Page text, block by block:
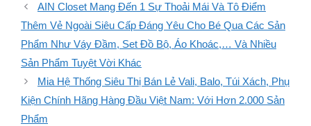
AIN Closet Mang Đến 1 Sự Thoải Mái Và Tô Điểm
Thêm Vẻ Ngoài Siêu Cấp Đáng Yêu Cho Bé Qua Các Sản
Phẩm Như Váy Đầm, Set Đồ Bộ, Áo Khoác,… Và Nhiều
Sản Phẩm Tuyệt Vời Khác
Mia Hệ Thống Siêu Thị Bán Lẻ Vali, Balo, Túi Xách, Phụ
Kiện Chính Hãng Hàng Đầu Việt Nam: Với Hơn 2.000 Sản
Phẩm